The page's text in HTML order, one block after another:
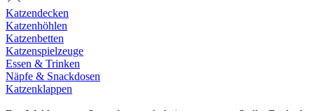
Katzendecken
Katzenhöhlen
Katzenbetten
Katzenspielzeuge
Essen & Trinken
Näpfe & Snackdosen
Katzenklappen